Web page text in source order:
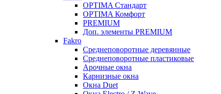
OPTIMA Стандарт
OPTIMA Комфорт
PREMIUM
Доп. элементы PREMIUM
Fakro
Cреднеповоротные деревянные
Cреднеповоротные пластиковые
Арочные окна
Карнизные окна
Окна Duet